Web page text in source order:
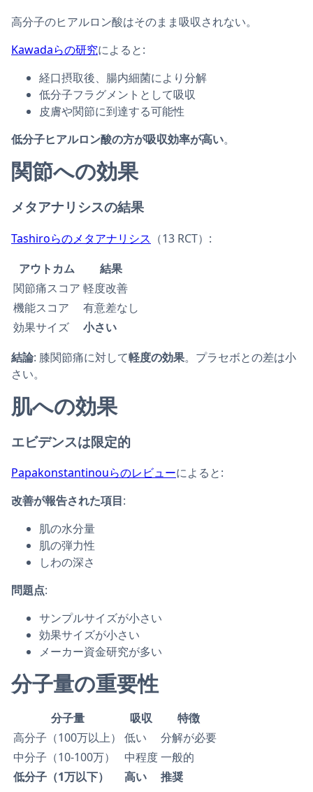
高分子のヒアルロン酸はそのまま吸収されない。
Kawadaらの研究によると:
経口摂取後、腸内細菌により分解
低分子フラグメントとして吸収
皮膚や関節に到達する可能性
低分子ヒアルロン酸の方が吸収効率が高い。
関節への効果
メタアナリシスの結果
Tashiroらのメタアナリシス （13 RCT）:
アウトカム
結果
関節痛スコア 軽度改善
機能スコア
有意差なし
効果サイズ
小さい
結論: 膝関節痛に対して軽度の効果。プラセボとの差は小
さい。
肌への効果
エビデンスは限定的
Papakonstantinouらのレビューによると:
改善が報告された項目:
肌の水分量
肌の弾力性
しわの深さ
問題点:
サンプルサイズが小さい
効果サイズが小さい
メーカー資金研究が多い
分子量の重要性
分子量 吸収
特徴
高分子（100万以上）
低い
分解が必要
中分子（10-100万）
中程度一般的
低分子（1万以下）
高い
推奨